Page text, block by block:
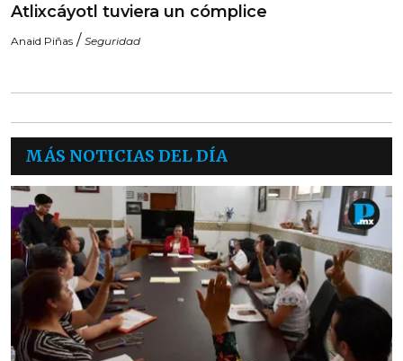
Atlixcáyotl tuviera un cómplice
Anaid Piñas / Seguridad
MÁS NOTICIAS DEL DÍA